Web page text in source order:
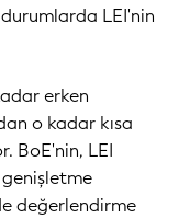
LEI'nin
erken
o kadar kısa
BoE'nin, LEI
değerlendirme